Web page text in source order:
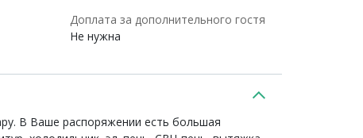
Доплата за дополнительного гостя
Не нужна
В Ваше распоряжении есть большая